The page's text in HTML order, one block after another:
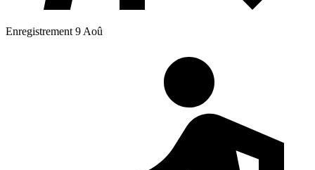
Enregistrement 9 Aoû